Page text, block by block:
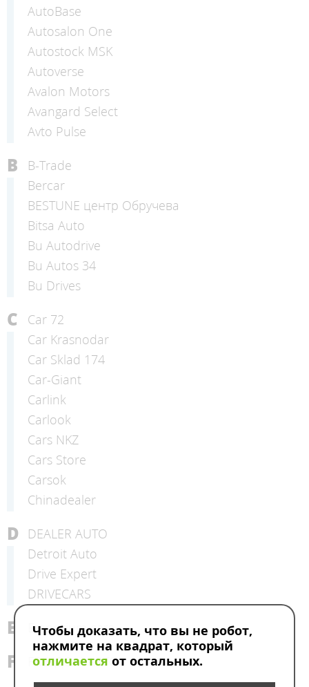
AutoBase
Autosalon One
Autostock MSK
Autoverse
Avalon Motors
Avangard Select
Avto Pulse
B
B-Trade
Bercar
BESTUNE центр Обручева
Bitsa Auto
Bu Autodrive
Bu Autos 34
Bu Drives
C
Car 72
Car Krasnodar
Car Sklad 174
Car-Giant
Carlink
Carlook
Cars NKZ
Cars Store
Carsok
Chinadealer
D
DEALER AUTO
Detroit Auto
Drive Expert
DRIVECARS
E Emporium cars
F FREEДОМ АВТО
Чтобы доказать, что вы не робот,
нажмите на квадрат, который
отличается от остальных.